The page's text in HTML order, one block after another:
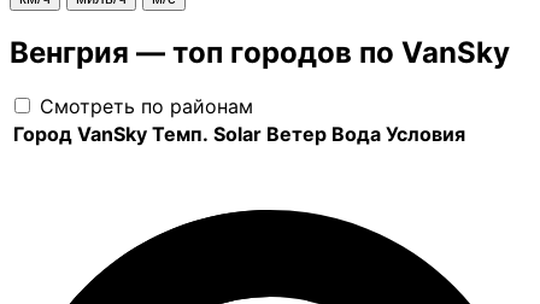
Венгрия — топ городов по VanSky
Смотреть по районам
Город VanSky Темп. Solar Ветер Вода Условия